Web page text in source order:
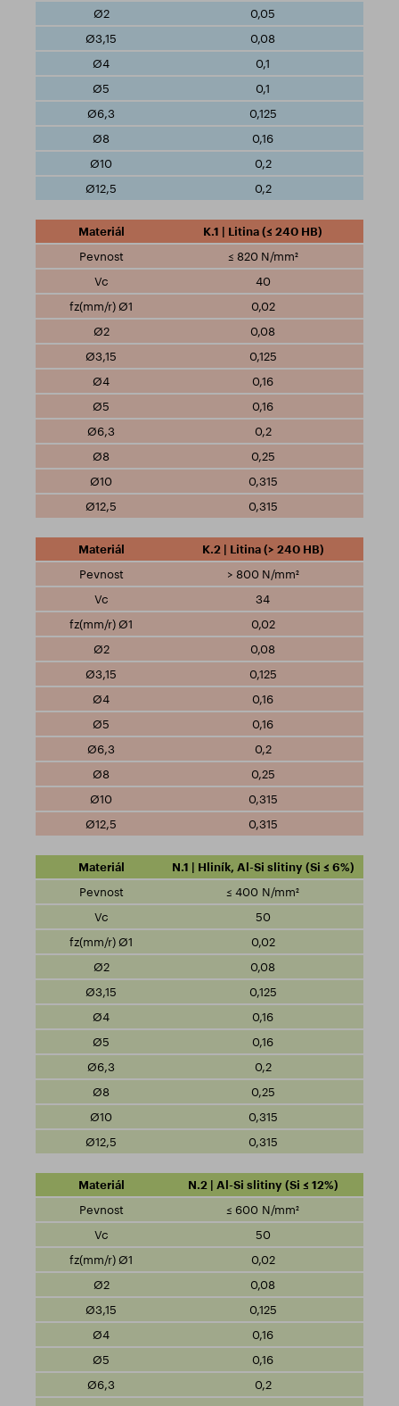
0,05
0,08
0,1
0,1
0,125
0,16
0,2
0,2
K.1 | Litina (≤ 240 HB)
≤ 820 N/mm²
40
0,02
0,08
0,125
0,16
0,16
0,2
0,25
0,315
0,315
K.2 | Litina (> 240 HB)
> 800 N/mm²
34
0,02
0,08
0,125
0,16
0,16
0,2
0,25
0,315
0,315
N.1 | Hliník, Al-Si slitiny (Si ≤ 6%)
≤ 400 N/mm²
50
0,02
0,08
0,125
0,16
0,16
0,2
0,25
0,315
0,315
N.2 | Al-Si slitiny (Si ≤ 12%)
≤ 600 N/mm²
50
0,02
0,08
0,125
0,16
0,16
0,2